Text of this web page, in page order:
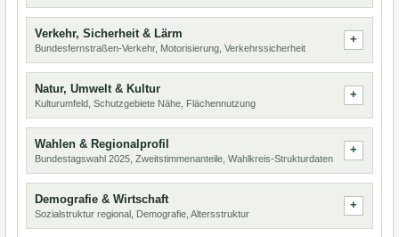
Verkehr, Sicherheit & Lärm
Bundesfernstraßen-Verkehr, Motorisierung, Verkehrssicherheit
Natur, Umwelt & Kultur
Kulturumfeld, Schutzgebiete Nähe, Flächennutzung
Wahlen & Regionalprofil
Bundestagswahl 2025, Zweitstimmenanteile, Wahlkreis-Strukturdaten
Demografie & Wirtschaft
Sozialstruktur regional, Demografie, Altersstruktur